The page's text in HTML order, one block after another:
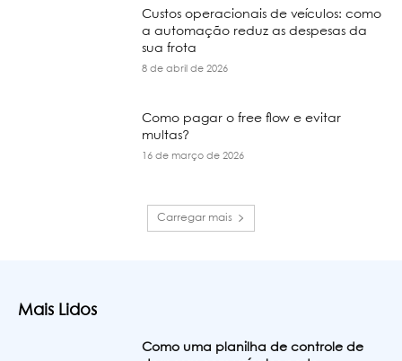
Custos operacionais de veículos: como
a automação reduz as despesas da
sua frota
8 de abril de 2026
Como pagar o free flow e evitar
multas?
16 de março de 2026
Carregar mais
Mais Lidos
Como uma planilha de controle de